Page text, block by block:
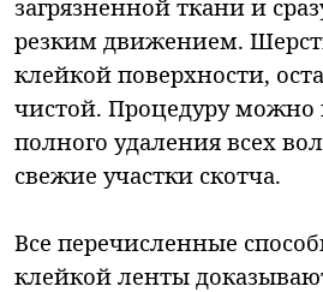
загрязненной ткани и
резким движением.
клейкой поверхности,
чистой. Процедуру можно
полного удаления всех
свежие участки скотча.
Все перечисленные
клейкой ленты